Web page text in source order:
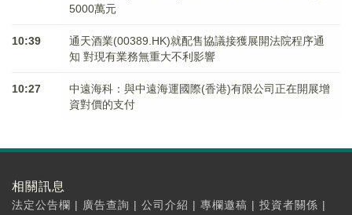
5000萬元
10:39
通天酒業(00389.HK)就配售協議接獲展開法院程序通
知 對現有業務無重大不利影響
10:27
中遠海科：與中遠海運國際(香港)有限公司正在開展增
資對價的支付
相關訊息
法定公告欄 | 廣告查詢 | 公司介紹 | 專欄邀稿 | 投資者關係 |